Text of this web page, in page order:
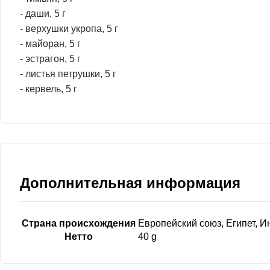
- даши, 5 г
- верхушки укропа, 5 г
- майоран, 5 г
- эстрагон, 5 г
- листья петрушки, 5 г
- кервель, 5 г
Дополнительная информация
Страна происхождения Европейский союз, Египет,
Нетто
40 g